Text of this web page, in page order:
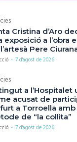
Cristina d’Aro
exposició a l’obra
Pere
- 7 d'agost de 2026
a l’Hospitalet
acusat de
a Torroella amb
de “la collita”
- 7 d'agost de 2026